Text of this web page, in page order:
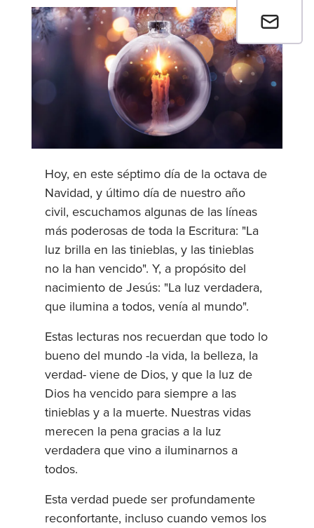
Envia un
Hoy, en este séptimo día de la octava de
Navidad, y último día de nuestro año
civil, escuchamos algunas de las líneas
más poderosas de toda la Escritura: "La
luz brilla en las tinieblas, y las tinieblas
no la han vencido". Y, a propósito del
nacimiento de Jesús: "La luz verdadera,
que ilumina a todos, venía al mundo".
Estas lecturas nos recuerdan que todo lo
bueno del mundo -la vida, la belleza, la
verdad- viene de Dios, y que la luz de
Dios ha vencido para siempre a las
tinieblas y a la muerte. Nuestras vidas
merecen la pena gracias a la luz
verdadera que vino a iluminarnos a
todos.
Esta verdad puede ser profundamente
reconfortante, incluso cuando vemos los